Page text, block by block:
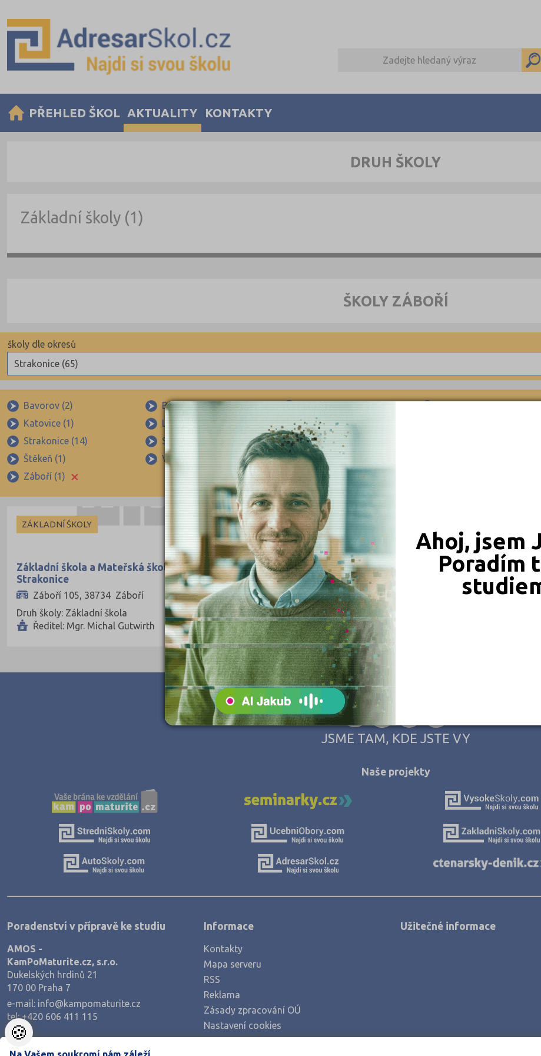
Ahoj, jsem
Poradím
PŘEHLED ŠKOL AKTUALITY KONTAKTY
DRUH ŠKOLY
Základní školy (1)
ŠKOLY ZÁBOŘÍ
Strakonice (65)
školy dle okresů
Beroun (85)
Blansko (88)
Brno-město (317)
Brno-venkov (149)
Bruntál (73)
Česká Lípa (79)
Český Krumlov (49)
Děčín (106)
Frýdek-Místek (164)
Jihlava (94)
Jindřichův Hradec (76)
Karlovy Vary (93)
Klatovy (69)
Kolín (77)
Kroměříž (96)
Kutná Hora (66)
Liberec (138)
Litoměřice (104)
Bavorov (2) Bělčice (1) Blatná (10)
Katovice (1)
Lnáře (1) Malenice (1)
Strakonice (14)
Strakonice I (4) Strakonice II (1)
Štěkeň (1)
Vodňany (10) Vodňany I (1)
Záboří (1)
×
ZÁKLADNÍ ŠKOLY
Základní škola a Mateřská škola Záboří, okres
Strakonice
Záboří 105, 38734 Záboří
Druh školy: Základní škola
Ředitel: Mgr. Michal Gutwirth
JSME TAM, KDE JSTE VY
Naše projekty
Poradenství v přípravě ke studiu
AMOS -
KamPoMaturite.cz, s.r.o.
Dukelských hrdinů 21
170 00 Praha 7
e-mail: info@kampomaturite.cz
tel:+420 606 411 115
Informace
Kontakty
Mapa serveru
RSS
Reklama
Zásady zpracování OÚ
Nastavení cookies
Užitečné informace
🍪